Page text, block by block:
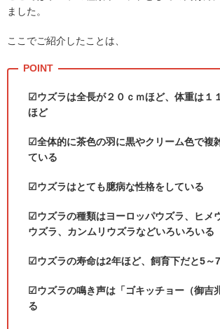
ました。
ここでご紹介したことは、
☑ウズラは全長が２０ｃｍほど、体重は１
ほど
☑全体的に茶色の羽に黒やクリーム色で複
ている
☑ウズラはとても臆病な性格をしている
☑ウズラの種類はヨーロッパウズラ、ヒメ
ウズラ、カンムリウズラなどいろいろいる
☑ウズラの寿命は2年ほど、飼育下だと5～7
☑ウズラの鳴き声は「ゴキッチョー（御吉
る